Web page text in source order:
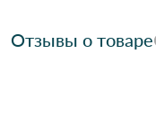
Отзывы о товаре